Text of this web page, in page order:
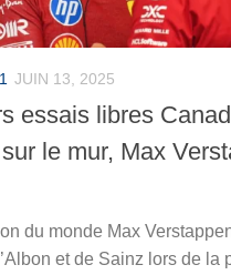
JUIN 13, 2025
essais libres
le mur, Max
du monde Max
et de Sainz lors de la